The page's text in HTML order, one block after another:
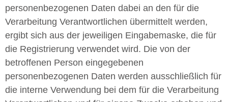
personenbezogenen Daten dabei an den für die
Verarbeitung Verantwortlichen übermittelt werden,
ergibt sich aus der jeweiligen Eingabemaske, die für
die Registrierung verwendet wird. Die von der
betroffenen Person eingegebenen
personenbezogenen Daten werden ausschließlich für
die interne Verwendung bei dem für die Verarbeitung